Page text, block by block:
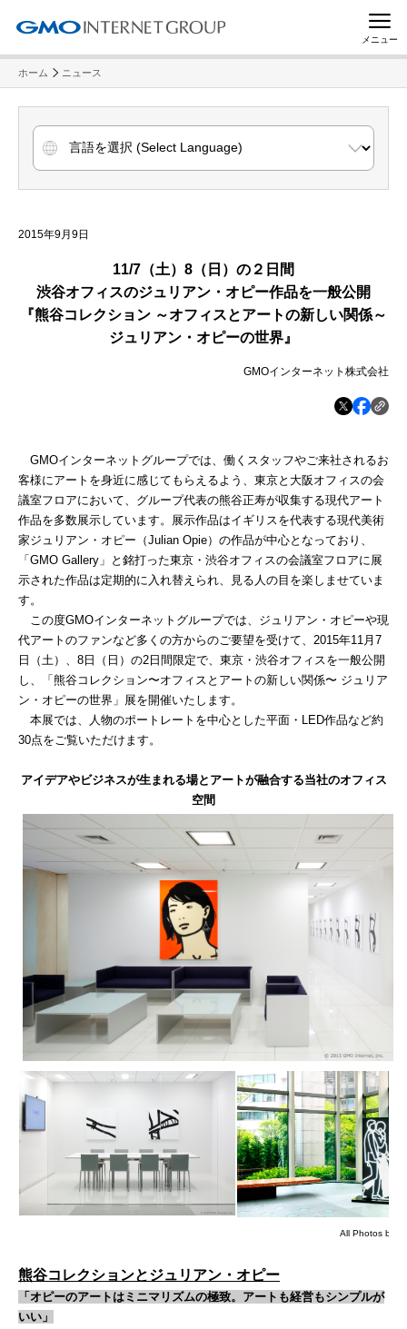
メニュー
ホーム ニュース
2015年9月9日
11/7 （土） 8 （日）の２日間
渋谷オフィスのジュリアン・オピー作品を一般公開
『熊谷コレクション ～オフィスとアートの新しい関係～
ジュリアン・オピーの世界』
GMOインターネット株式会社
GMOインターネットグループでは、働くスタッフやご来社されるお
客様にアートを身近に感じてもらえるよう、東京と大阪オフィスの会
議室フロアにおいて、グループ代表の熊谷正寿が収集する現代アート
作品を多数展示しています。展示作品はイギリスを代表する現代美術
家ジュリアン・オピー（Julian Opie）の作品が中心となっており、
「GMO Gallery」と銘打った東京・渋谷オフィスの会議室フロアに展
示された作品は定期的に入れ替えられ、見る人の目を楽しませていま
す。
この度GMOインターネットグループでは、ジュリアン・オピーや現
代アートのファンなど多くの方からのご要望を受けて、2015年11月7
日（土）、8日（日）の2日間限定で、東京・渋谷オフィスを一般公開
し、「熊谷コレクション〜オフィスとアートの新しい関係〜 ジュリア
ン・オピーの世界」展を開催いたします。
本展では、人物のポートレートを中心とした平面・ LED作品など約
30点をご覧いただけます。
アイデアやビジネスが生まれる場とアートが融合する当社のオフィス
空間
All Photos by
熊谷コレクションとジュリアン・オピー
「 オピーのアートはミニマリズムの極致。アートも経営もシンプルが
いい 」